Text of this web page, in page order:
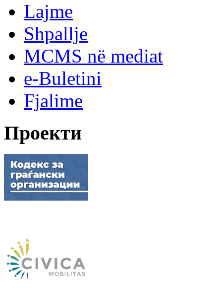
Lajme
Shpallje
MCMS në mediat
e-Buletini
Fjalime
Проекти